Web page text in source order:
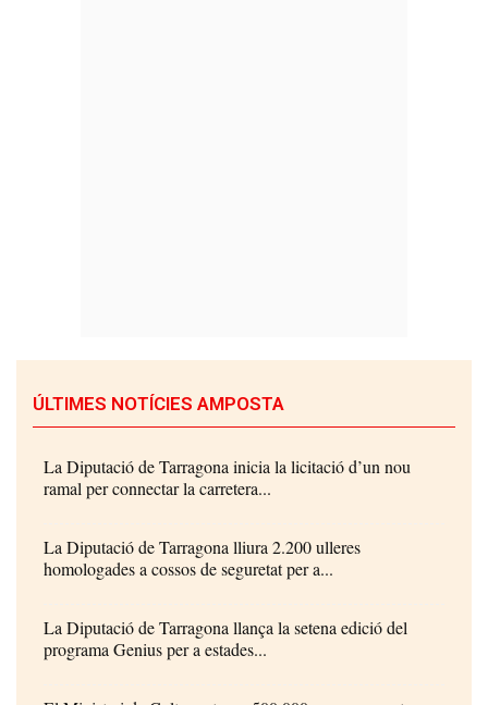
ÚLTIMES NOTÍCIES AMPOSTA
La Diputació de Tarragona inicia la licitació d’un nou
ramal per connectar la carretera...
La Diputació de Tarragona lliura 2.200 ulleres
homologades a cossos de seguretat per a...
La Diputació de Tarragona llança la setena edició del
programa Genius per a estades...